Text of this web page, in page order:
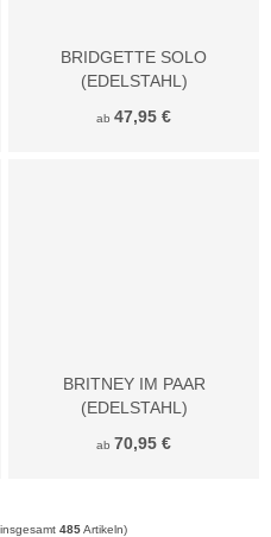
BRIDGETTE SOLO
(EDELSTAHL)
ab 47,95 €
BRITNEY IM PAAR
(EDELSTAHL)
ab 70,95 €
485Artikeln)